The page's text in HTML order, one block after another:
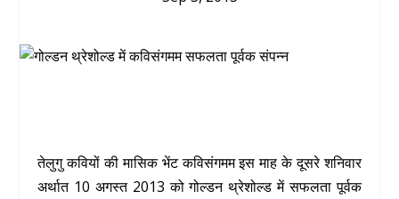
तेलुगु कवियों की मासिक भेंट कविसंगमम इस माह के दूसरे शनिवार
अर्थात 10 अगस्त 2013 को गोल्डन थ्रेशोल्ड में सफलता पूर्वक